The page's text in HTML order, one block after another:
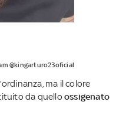
@kingarturo23oficial
ma il colore
da quello ossigenato